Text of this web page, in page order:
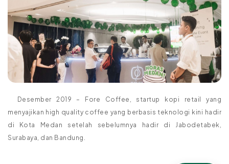
Desember 2019 – Fore Coffee, startup kopi retail yang
menyajikan high quality coffee yang berbasis teknologi kini hadir
di Kota Medan setelah sebelumnya hadir di Jabodetabek,
Surabaya, dan Bandung.